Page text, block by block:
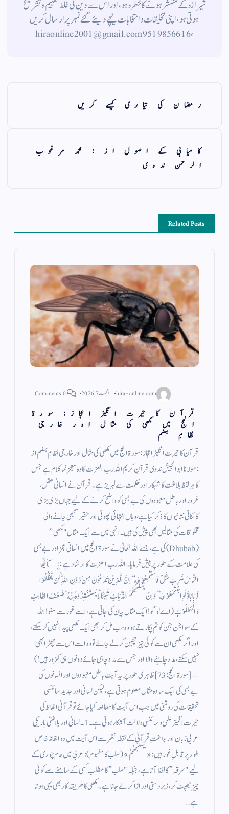
شیرازہ کے منتشر ہونے کاخطرہ ہو ، اور اس سے دین کی غلط تفہیم وتشریح
ہوتی ہو، اپنی تخلیقات و انتخابات نیچے دیئے گئے نمبر پر ارسال کریں
، 9519856616 hiraonline2001@gmail.com
رمضان کی تیاری کیسے کریں
کامیابی کے اصول از : محمد مرغوب
الرحمن ندوی
Related Posts
hira-online.com اگست 7, 2026 0 Comments
قرآن کا حیرت انگیز اعجاز: سورۃ
الحج میں مکھی کی مثال اور خارجی
نظامِ ہضم
قرآن کا حیرت انگیز اعجاز: سورۃ الحج میں مکھی کی مثال اور خارجی نظامِ ہضم از
: مولانا ابو الجیش ندوی قرآنِ کریم اللہ رب العزت کا وہ معجز نما کلام ہے جس
کا ہر لفظ بلاغت کا شہکار اور حکمت سے لبریز ہے۔ قرآن نے انسانی عقل،
غرور اور باطل معبودوں کی بے بسی کو واضح کرنے کے لیے جہاں بڑی بڑی
کائناتی نشانیوں کا ذکر کیا ہے، وہاں انتہائی چھوٹی اور حقیر سمجھی جانے والی
مخلوقات کی مثالیں بھی پیش کی ہیں۔ انہی میں سے ایک مثال "مکھی”
(Dhubab) کی ہے، جسے اللہ تعالیٰ نے سورۃ الحج میں انسانی عجز اور بے بسی
کی علامت کے طور پر پیش فرمایا۔ اللہ رب العزت کا ارشاد ہے: يٰۤاَيُّهَا
النَّاسُ ضُرِبَ مَثَلٌ فَاسْتَمِعُوْا لَهٗ ؕ اِنَّ الَّذِيْنَ تَدْعُوْنَ مِنْ دُوْنِ اللّٰهِ لَنْ يَّخْلُقُوْا
ذُبَابًا وَّ لَوِ اجْتَمَعُوْا لَهٗ ؕ وَ اِنْ يَّسْلُبْهُمُ الذُّبَابُ شَيئًا لَّا يَسْتَنْقِذُوْهُ مِنْهُ ؕ ضَعُفَ الطَّالِبُ
وَ الْمَطْلُوْبُ (اے لوگو! ایک مثال بیان کی جاتی ہے، اسے غور سے سنو! اللہ
کے سوا جن جن کو تم پکارتے ہو وہ سب مل کر بھی ایک مکھی پیدا نہیں کر سکتے،
اور اگر مکھی ان سے کوئی چیز چھین کر لے جائے تو وہ اسے اس سے چھڑا بھی
نہیں سکتے، مدد چاہنے والا اور جس سے مدد چاہی جائے دونوں ہی کمزور ہیں!)
— [سورۃ الحج: 73] ظاہری طور پر یہ آیت باطل معبودوں اور انسانوں کی
بے بسی کی ایک سادہ مثال معلوم ہوتی ہے، لیکن لسانی اور جدید سائنسی
تحقیقات کی روشنی میں جب اس آیت کا مطالعہ کیا جائے تو قرآنی الفاظ کی
حیرت انگیز علمی و سائنسی دلالت آشکار ہوتی ہے۔ 1۔ لسانی اور بلاغتی باریکی
عربی زبان اور بلاغتِ قرآنی کے نقطہ نظر سے اس آیت میں دو الفاظ خاص
طور پر قابلِ غور ہیں: «يَسْلُبْهُمُ» (سلب کا مفہوم): عربی میں عام چوری کے
لیے "سرقہ” کا لفظ آتا ہے، جبکہ "سلب” کا مطلب کسی کے سامنے سے کوئی
چیز جھپٹ کر، زبردستی اور اڑا کر لے جانا ہے۔ مکھی کا طریقہ کار بھی یہی ہوتا
ہے…